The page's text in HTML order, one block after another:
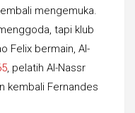
mengemuka.
tapi klub
Felix bermain, Al-
, pelatih Al-Nassr
kembali Fernandes